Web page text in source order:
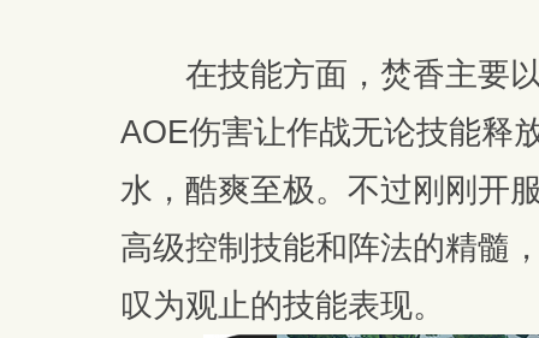
在技能方面，焚香主要以
AOE伤害让作战无论技能释
水，酷爽至极。不过刚刚开
高级控制技能和阵法的精髓
叹为观止的技能表现。